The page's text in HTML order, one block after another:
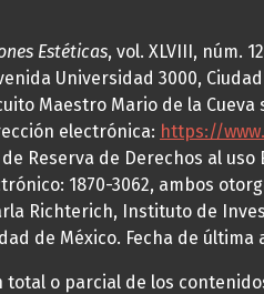
Estéticas, vol. XLVIII, núm.
Universidad 3000,
Maestro Mario de la
electrónica: https://
Reserva de Derechos al
1870-3062, ambos
Richterich, Instituto de
de México. Fecha de
o parcial de los